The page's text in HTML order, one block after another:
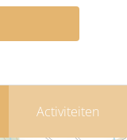
Activiteiten